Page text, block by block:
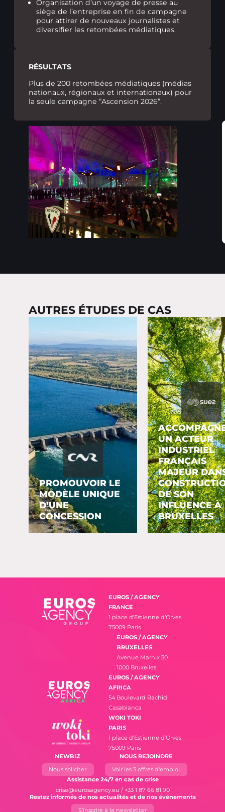
Organisation d’un voyage de presse au
siège de l’entreprise en fin de campagne
pour attirer de nouveaux journalistes et
diversifier les retombées médiatiques.
RÉSULTATS
Plus de 200 retombées médiatiques (médias
nationaux, régionaux et internationaux) pour
la seule campagne “Ascension 2026”.
AUTRES ÉTUDES DE CAS
PROMOUVOIR LE
MODÈLE UNIQUE
D’UNE
CONCESSION
UN ACTEUR
INDUSTRIEL
FRANÇAIS
MAJEUR
DE SON
INFLUENCE À
BRUXELLES
EUROS / AGENCY
FRANCE
1 place d’Estienne d’Orves
75009 Paris
EUROS / AGENCY
BRUXELLES
Avenue Marnix 30
1000 Bruxelles
EUROS / AGENCY
AFRICA
54 Boulevard Rachidi
Casablanca
WOKI TOKI
PARIS
1 place d’Estienne d’Orves
75009 Paris
NEWBIZ
Nous soliciter
NOUS REJOINDRE
Voir les 3 offres d'emploi
Assistance 24/7 en cas de crise
crise@eurosagency.eu / +33 1 87 66 81 90
Restez informés de nos actualités et de nos événements
S’inscrire à la newsletter